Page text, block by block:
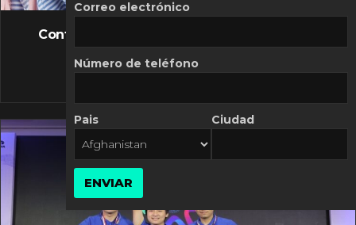
FLASH NEWS
Controversia de Mercado Libre por costos
10 MARZO, 2026
Correo electrónico
Número de teléfono
Pais Ciudad
ENVIAR